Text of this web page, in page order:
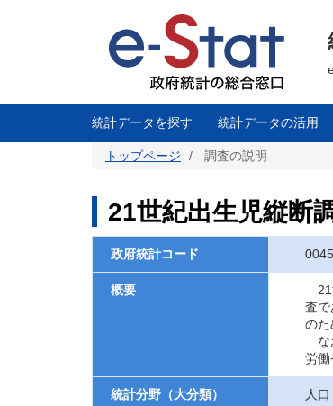
に
統計データを探す 統計データの活用
トップページ 調査の説明
21世紀出生児縦断
政府統計コード
概要
21
査で
のた
な
労働
統計分野（大分類） 人